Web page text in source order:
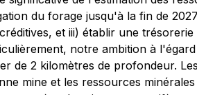
du forage jusqu'à la fin de
et iii) établir une
notre ambition à
2 kilomètres de profondeur.
mine et les ressources